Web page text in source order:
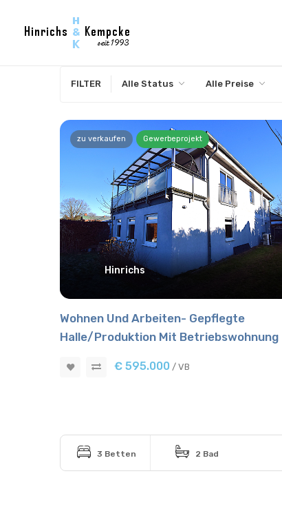
FILTER Alle Status Alle Preise
Hinrichs
zu verkaufen Gewerbeprojekt
Wohnen Und Arbeiten- Gepflegte
Halle/Produktion Mit Betriebswohnung
€ 595.000 / VB
3 Betten 2 Bad